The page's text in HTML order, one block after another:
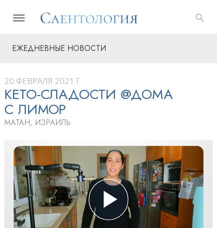
ЕЖЕДНЕВНЫЕ НОВОСТИ
20 ФЕВРАЛЯ 2021 Г.
КЕТО-СЛАДОСТИ @ДОМА
С ЛИМОР
МАТАН, ИЗРАИЛЬ